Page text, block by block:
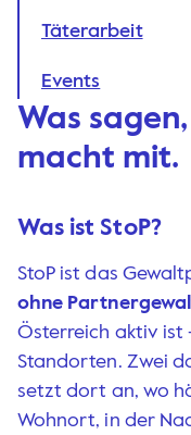
Täterarbeit
Events
Was
macht mit.
Was ist StoP?
StoP ist das
ohne
Österreich aktiv ist
Standorten. Zwei
setzt dort an, wo
Wohnort, in der